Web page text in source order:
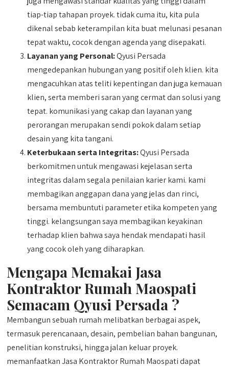
tiap-tiap tahapan proyek. tidak cuma itu, kita pula
dikenal sebab keterampilan kita buat melunasi pesanan
tepat waktu, cocok dengan agenda yang disepakati.
Layanan yang Personal:Qyusi Persada
mengedepankan hubungan yang positif oleh klien. kita
mengacuhkan atas teliti kepentingan dan juga kemauan
klien, serta memberi saran yang cermat dan solusi yang
tepat. komunikasi yang cakap dan layanan yang
perorangan merupakan sendi pokok dalam setiap
desain yang kita tangani.
Keterbukaan serta Integritas:Qyusi Persada
berkomitmen untuk mengawasi kejelasan serta
integritas dalam segala penilaian karier kami. kami
membagikan anggapan dana yang jelas dan rinci,
bersama membuntuti parameter etika kompeten yang
tinggi. kelangsungan saya membagikan keyakinan
terhadap klien bahwa saya hendak mendapati hasil
yang cocok oleh yang diharapkan.
Mengapa Memakai Jasa
Kontraktor Rumah Maospati
Semacam Qyusi Persada ?
Membangun sebuah rumah melibatkan berbagai aspek,
termasuk perencanaan, desain, pembelian bahan bangunan,
penelitian konstruksi, hingga jalan keluar proyek.
memanfaatkan Jasa Kontraktor Rumah Maospati dapat